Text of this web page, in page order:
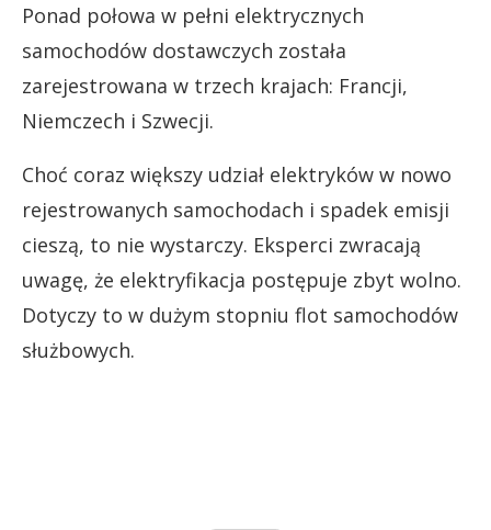
Ponad połowa w pełni elektrycznych
samochodów dostawczych została
zarejestrowana w trzech krajach: Francji,
Niemczech i Szwecji.
Choć coraz większy udział elektryków w nowo
rejestrowanych samochodach i spadek emisji
cieszą, to nie wystarczy. Eksperci zwracają
uwagę, że elektryfikacja postępuje zbyt wolno.
Dotyczy to w dużym stopniu flot samochodów
służbowych.